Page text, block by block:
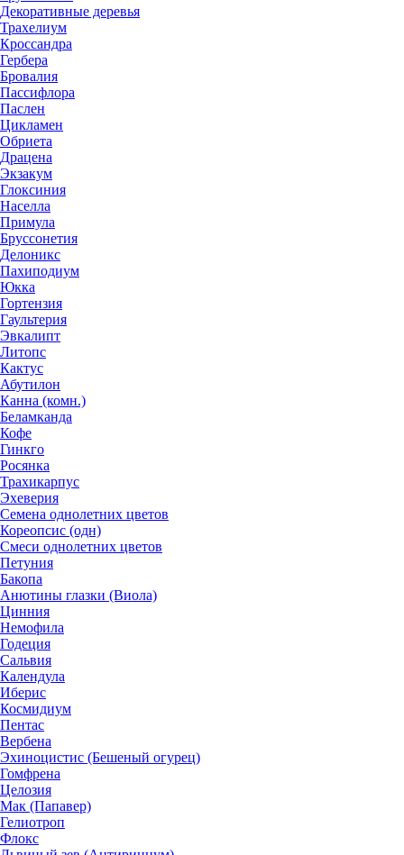
Декоративные деревья
Трахелиум
Кроссандра
Гербера
Бровалия
Пассифлора
Паслен
Цикламен
Обриета
Драцена
Экзакум
Глоксиния
Населла
Примула
Бруссонетия
Делоникс
Пахиподиум
Юкка
Гортензия
Гаультерия
Эвкалипт
Литопс
Кактус
Абутилон
Канна (комн.)
Беламканда
Кофе
Гинкго
Росянка
Трахикарпус
Эхеверия
Семена однолетних цветов
Кореопсис (одн)
Смеси однолетних цветов
Петуния
Бакопа
Анютины глазки (Виола)
Цинния
Немофила
Годеция
Сальвия
Календула
Иберис
Космидиум
Пентас
Вербена
Эхиноцистис (Бешеный огурец)
Гомфрена
Целозия
Мак (Папавер)
Гелиотроп
Флокс